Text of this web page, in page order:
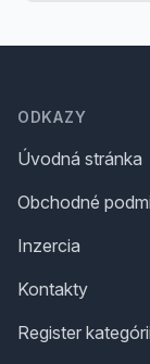
ODKAZY
Úvodná stránka
Obchodné
Inzercia
Kontakty
Register kategórii